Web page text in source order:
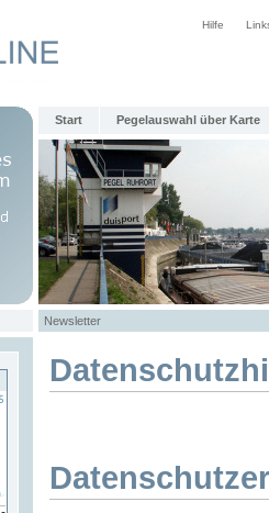
Hilfe
Start Pegelauswahl über Karte
Newsletter